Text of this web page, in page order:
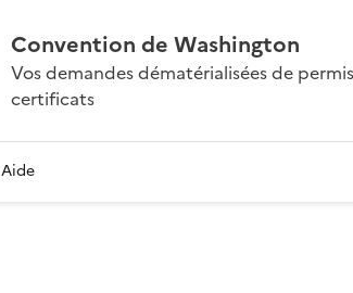
Convention de Washington
Vos demandes dématérialisées de
certificats
Aide